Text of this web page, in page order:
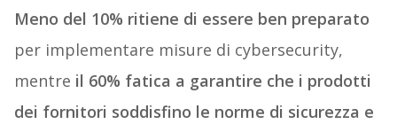
Meno del 10% ritiene di essere ben preparato
per implementare misure di cybersecurity,
mentre il 60% fatica a garantire che i prodotti
dei fornitori soddisfino le norme di sicurezza e